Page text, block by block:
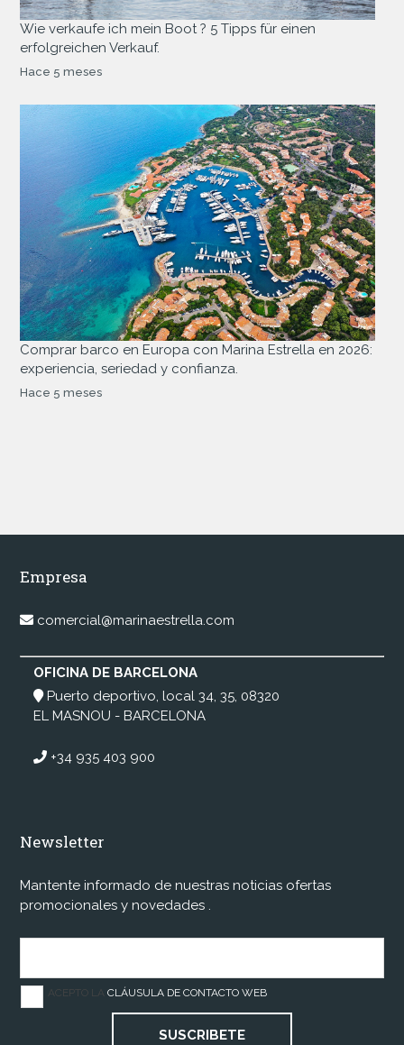
Wie verkaufe ich mein Boot ? 5 Tipps für einen
erfolgreichen Verkauf.
Hace 5 meses
Comprar barco en Europa con Marina Estrella en 2026:
experiencia, seriedad y confianza.
Hace 5 meses
Empresa
comercial@marinaestrella.com
OFICINA DE BARCELONA
Puerto deportivo, local 34, 35, 08320
EL MASNOU - BARCELONA
+34 935 403 900
Newsletter
Mantente informado de nuestras noticias ofertas
promocionales y novedades .
ACEPTO LACLÁUSULA DE CONTACTO WEB
SUSCRIBETE